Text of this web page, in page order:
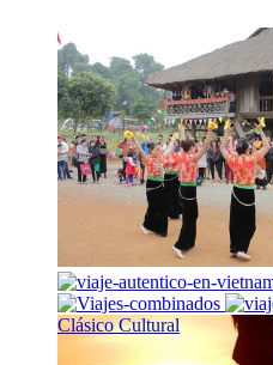
Clásico Cultural